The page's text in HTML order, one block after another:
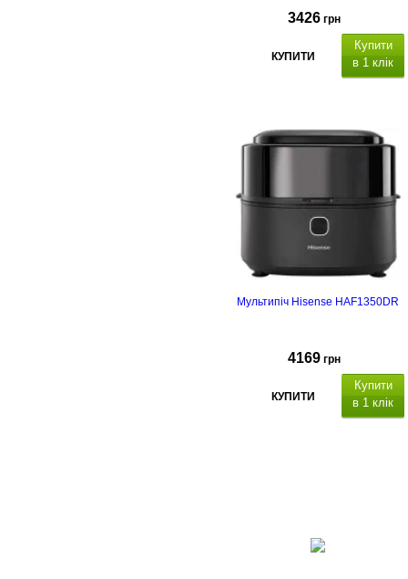
3426 грн
КУПИТИ
Купити
в 1 клік
Мультипіч Hisense HAF1350DR
4169 грн
КУПИТИ
Купити
в 1 клік